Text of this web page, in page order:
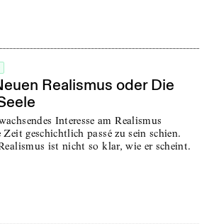
Realismus oder Die
Interesse am Realismus
geschichtlich passé zu sein schien.
ist nicht so klar, wie er scheint.